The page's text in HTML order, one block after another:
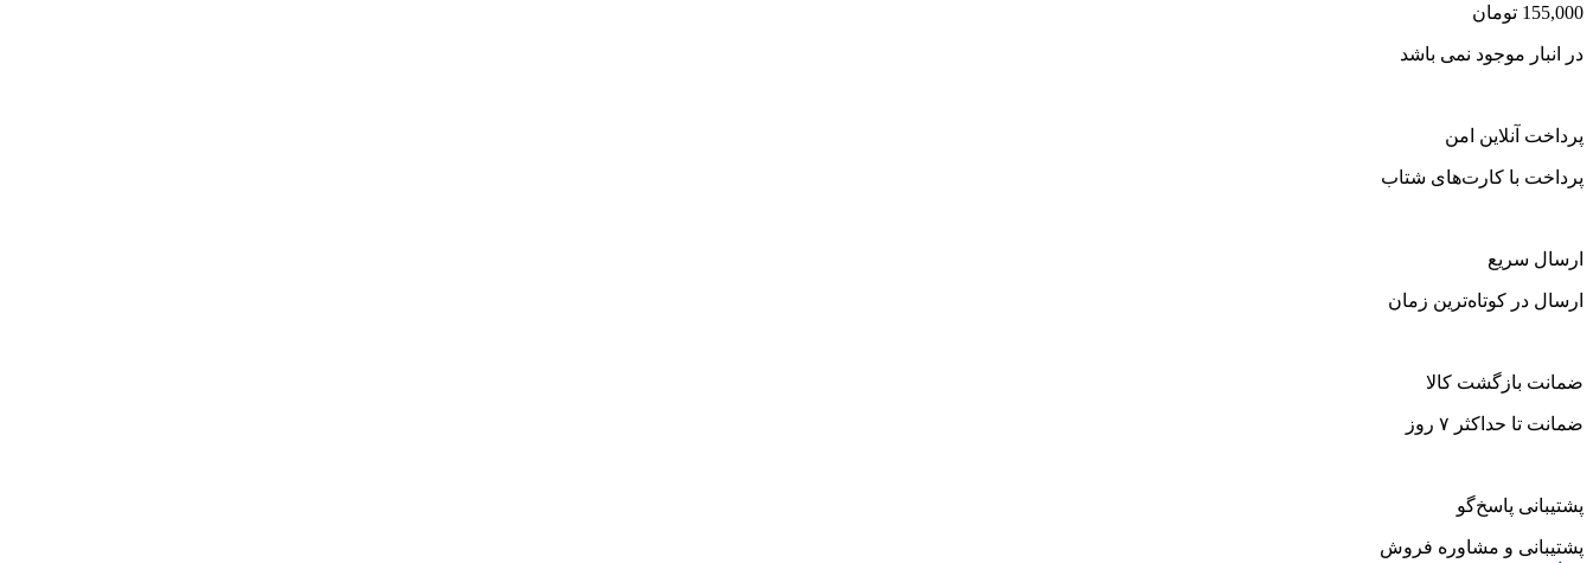
155,000 تومان
در انبار موجود نمی باشد
پرداخت آنلاین امن
پرداخت با کارت‌های شتاب
ارسال سریع
ارسال در کوتاه‌ترین زمان
ضمانت بازگشت کالا
ضمانت تا حداکثر ۷ روز
پشتیبانی پاسخ‌گو
پشتیبانی و مشاوره فروش